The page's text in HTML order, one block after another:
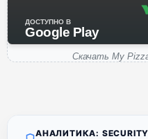
ДОСТУПНО В
Google Play
Скачать My
АНАЛИТИКА: SECURITY